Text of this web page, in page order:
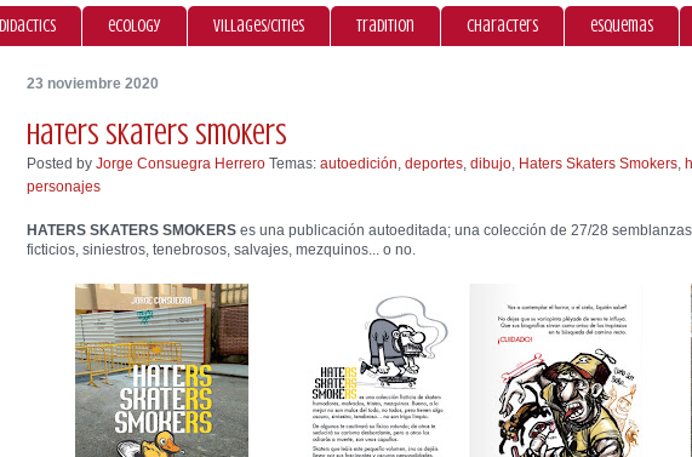
didactics ecology villages/cities tradition characters esquemas
23 noviembre 2020
haters skaters smokers
Posted by Jorge Consuegra Herrero Temas: autoedición deportes dibujo Haters Skaters Smokers
personajes
HATERS SKATERS SMOKERS es una publicación autoeditada; una colección de 27/28
ficticios, siniestros, tenebrosos, salvajes, mezquinos... o no.